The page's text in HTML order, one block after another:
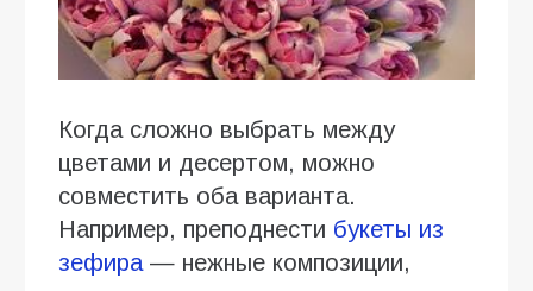
Когда сложно выбрать между
цветами и десертом, можно
совместить оба варианта.
Например, преподнести букеты из
зефира— нежные композиции,